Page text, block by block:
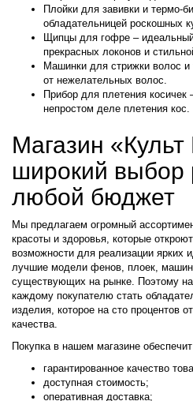
Плойки для завивки и термо-
обладательницей роскошных
Щипцы для гофре –
прекрасных локонов и
Машинки для стрижки волос
от нежелательных волос.
Прибор для плетения
непростом деле плетения кос.
Магазин
широкий
любой бюджет
Мы предлагаем огромный
красоты и здоровья, которые
возможности для реализации ярких
лучшие модели фенов, плоек,
существующих на рынке. Поэтому
каждому покупателю стать
изделия, которое на сто процентов
качества.
Покупка в нашем магазине
гарантированное качество
доступная стоимость;
оперативная доставка;